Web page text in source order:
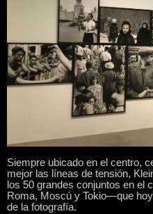
Siempre ubicado en el centro,
mejor las líneas de tensión,
los 50 grandes conjuntos en el
Roma, Moscú y Tokio—que
de la fotografía.